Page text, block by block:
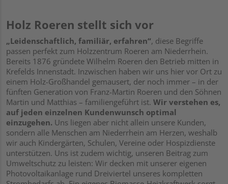
Holz Roeren stellt sich vor
„Leidenschaftlich, familiär, erfahren“, diese Begriffe
passen perfekt zum Holzzentrum Roeren am Niederrhein.
Bereits 1876 gründete Wilhelm Roeren den Betrieb mitten in
Krefelds Innenstadt. Inzwischen haben wir uns hier vor Ort zu
einem Holz-Großhandel gemausert, der noch immer – in der
fünften Generation von Franz-Martin Roeren und den Söhnen
Martin und Matthias – familiengeführt ist. Wir verstehen es,
auf jeden einzelnen Kundenwunsch optimal
einzugehen. Uns liegen aber nicht allein unsere Kunden,
sondern alle Menschen am Niederrhein am Herzen, weshalb
wir auch Kindergärten, Schulen, Vereine oder Hospizdienste
unterstützen. Uns ist zudem wichtig, unseren Beitrag zum
Umweltschutz zu leisten: Wir decken mit unserer eigenen
Photovoltaikanlage rund Dreiviertel unseres kompletten